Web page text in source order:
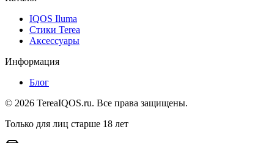
IQOS Iluma
Стики Terea
Аксессуары
Информация
Блог
© 2026 TereaIQOS.ru. Все права защищены.
Только для лиц старше 18 лет